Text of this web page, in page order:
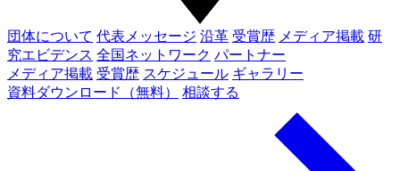
団体について 代表メッセージ 沿革 受賞歴 メディア掲載 研
究エビデンス 全国ネットワーク パートナー
メディア掲載 受賞歴 スケジュール ギャラリー
資料ダウンロード（無料）
相談する